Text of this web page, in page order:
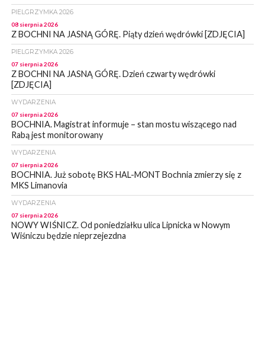
PIELGRZYMKA 2026
08 sierpnia 2026
Z BOCHNI NA JASNĄ GÓRĘ. Piąty dzień wędrówki [ZDJĘCIA]
PIELGRZYMKA 2026
07 sierpnia 2026
Z BOCHNI NA JASNĄ GÓRĘ. Dzień czwarty wędrówki
[ZDJĘCIA]
WYDARZENIA
07 sierpnia 2026
BOCHNIA. Magistrat informuje – stan mostu wiszącego nad
Rabą jest monitorowany
WYDARZENIA
07 sierpnia 2026
BOCHNIA. Już sobotę BKS HAL-MONT Bochnia zmierzy się z
MKS Limanovia
WYDARZENIA
07 sierpnia 2026
NOWY WIŚNICZ. Od poniedziałku ulica Lipnicka w Nowym
Wiśniczu będzie nieprzejezdna